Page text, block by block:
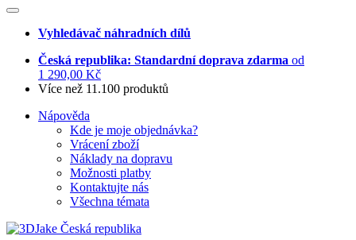
Vyhledávač náhradních dílů
Česká republika: Standardní doprava zdarma od
1 290,00 Kč
Více než 11.100 produktů
Nápověda
Kde je moje objednávka?
Vrácení zboží
Náklady na dopravu
Možnosti platby
Kontaktujte nás
Všechna témata